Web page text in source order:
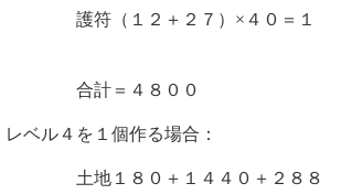
＋２７）×４０＝１
４８００
ベル４を１個作る場合：
＋１４４０＋２８８